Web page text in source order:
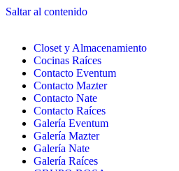
Saltar al contenido
Closet y Almacenamiento
Cocinas Raíces
Contacto Eventum
Contacto Mazter
Contacto Nate
Contacto Raíces
Galería Eventum
Galería Mazter
Galería Nate
Galería Raíces